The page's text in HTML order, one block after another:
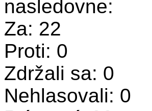
nasledovne:
Za: 22
Proti: 0
Zdržali sa: 0
Nehlasovali: 0